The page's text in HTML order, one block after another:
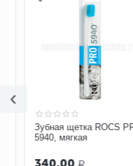
Зубная щетка ROCS PRO
5940, мягкая
340.00 Р